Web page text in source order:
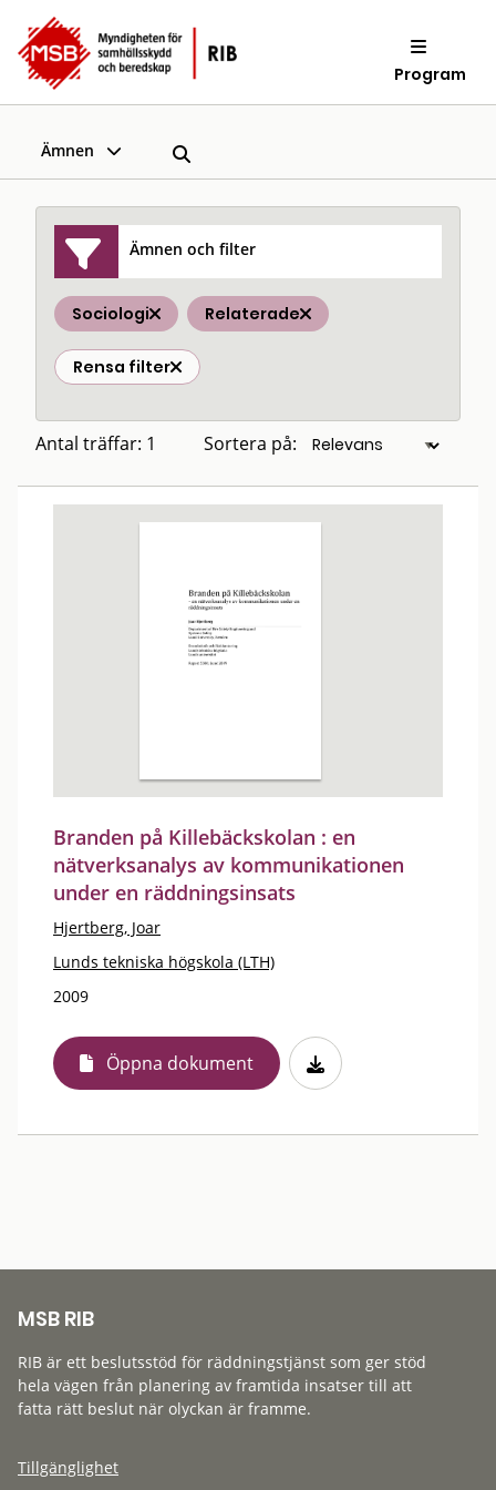
Program
Ämnen
Ämnen och filter
Sociologi Relaterade
Rensa filter
Antal träffar: 1 Sortera på:
Branden på Killebäckskolan : en
nätverksanalys av kommunikationen
under en räddningsinsats
Hjertberg, Joar
Lunds tekniska högskola (LTH)
2009
Öppna dokument
MSB RIB
RIB är ett beslutsstöd för räddningstjänst som ger stöd
hela vägen från planering av framtida insatser till att
fatta rätt beslut när olyckan är framme.
Tillgänglighet